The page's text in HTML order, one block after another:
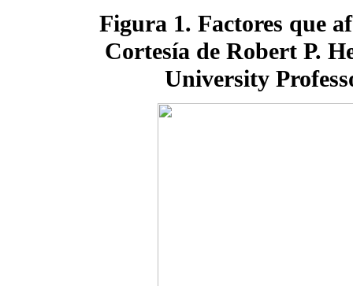
Figura 1. Factores que
Cortesía de Robert P.
University